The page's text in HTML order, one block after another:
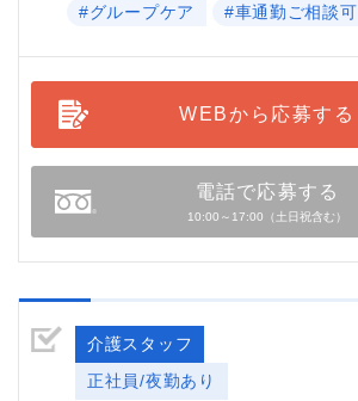
#グループケア
#車通勤ご相談可
WEBから応募する
電話で応募する
10:00～17:00（土日祝含む）
介護スタッフ
正社員/夜勤あり